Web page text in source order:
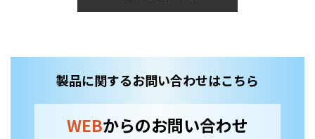
製品に関するお問い合わせはこちら
WEBからのお問い合わせ